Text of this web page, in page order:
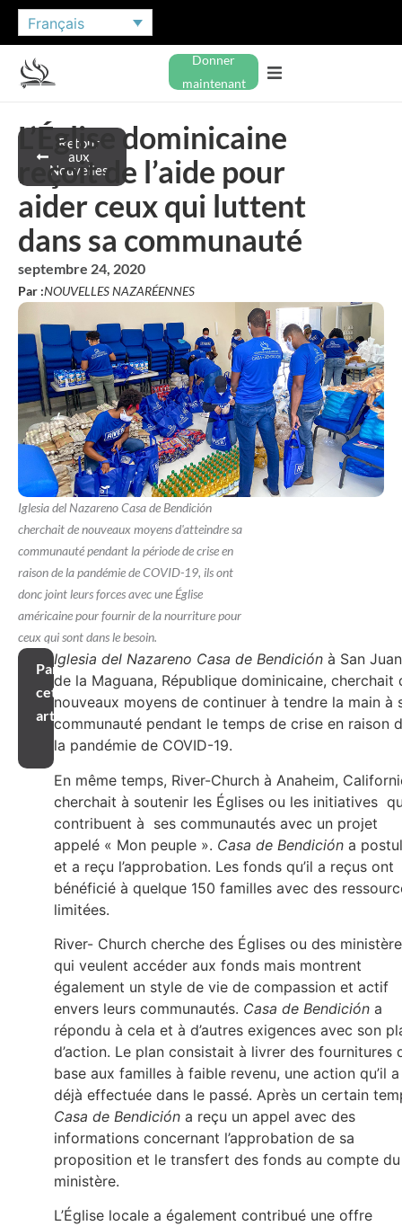
Français
Donner
maintenant
Retour
aux
Nouvelles
L’Église dominicaine
reçoit de l’aide pour
aider ceux qui luttent
dans sa communauté
septembre 24, 2020
Par :NOUVELLES NAZARÉENNES
Iglesia del Nazareno Casa de Bendición
cherchait de nouveaux moyens d'atteindre sa
communauté pendant la période de crise en
raison de la pandémie de COVID-19, ils ont
donc joint leurs forces avec une Église
américaine pour fournir de la nourriture pour
ceux qui sont dans le besoin.
Partager
cet
article
Iglesia del Nazareno Casa de Bendición à San Juan
de la Maguana, République dominicaine, cherchait
nouveaux moyens de continuer à tendre la main à
communauté pendant le temps de crise en raison
la pandémie de COVID-19.
En même temps, River-Church à Anaheim,
cherchait à soutenir les Églises ou les initiatives
contribuent à ses communautés avec un projet
appelé « Mon peuple ». Casa de Bendición a
et a reçu l’approbation. Les fonds qu’il a reçus ont
bénéficié à quelque 150 familles avec des
limitées.
River- Church cherche des Églises ou des
qui veulent accéder aux fonds mais montrent
également un style de vie de compassion et actif
envers leurs communautés. Casa de Bendición a
répondu à cela et à d’autres exigences avec son
d’action. Le plan consistait à livrer des fournitures
base aux familles à faible revenu, une action qu’il a
déjà effectuée dans le passé. Après un certain
Casa de Bendición a reçu un appel avec des
informations concernant l’approbation de sa
proposition et le transfert des fonds au compte du
ministère.
L’Église locale a également contribué une offre